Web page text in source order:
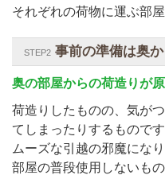
それぞれの荷物に運ぶ部
STEP2 事前の準備は奥
奥の部屋からの荷造りが
荷造りしたものの、気が
てしまったりするもので
ムーズな引越の邪魔にな
部屋の普段使用しないも